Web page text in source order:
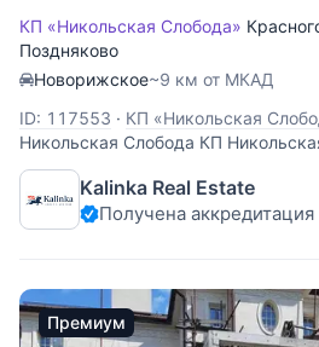
КП «Никольская Слобода»
Поздняково
Новорижское~9 км от МКАД
ID: 117553 · КП «Никольская
Никольская Слобода КП
проживания дом в коттеджном
слобода. Планировка дома: 1 этаж:
гостевой с/у, кухня-столовая,
Kalinka Real Estate
Получена аккредитация
Премиум